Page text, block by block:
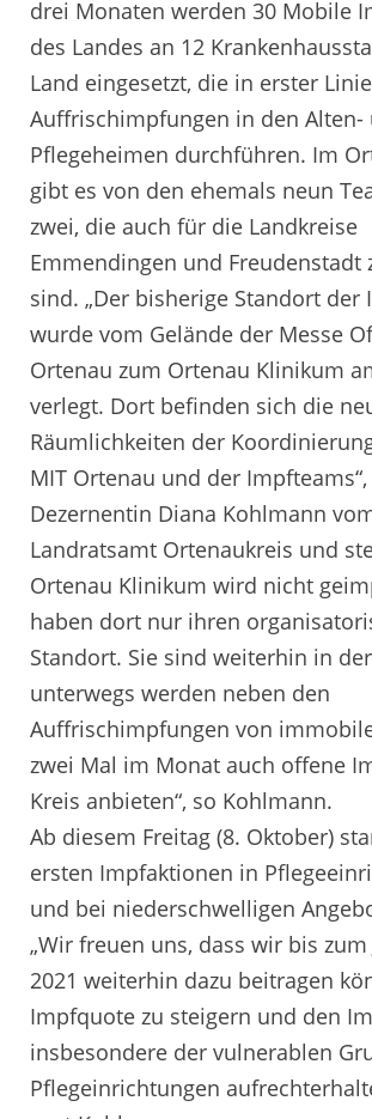
drei Monaten werden 30 Mobile
des Landes an 12
Land eingesetzt, die in erster Linie
Auffrischimpfungen in den Alten-
Pflegeheimen durchführen. Im
gibt es von den ehemals neun
zwei, die auch für die Landkreise
Emmendingen und Freudenstadt
sind. „Der bisherige Standort der
wurde vom Gelände der Messe
Ortenau zum Ortenau Klinikum
verlegt. Dort befinden sich die
Räumlichkeiten der
MIT Ortenau und der
Dezernentin Diana Kohlmann
Landratsamt Ortenaukreis und
Ortenau Klinikum wird nicht
haben dort nur ihren
Standort. Sie sind weiterhin in
unterwegs werden neben den
Auffrischimpfungen von
zwei Mal im Monat auch offene
Kreis anbieten“, so Kohlmann.
Ab diesem Freitag (8. Oktober)
ersten Impfaktionen in
und bei niederschwelligen
„Wir freuen uns, dass wir bis zum
2021 weiterhin dazu beitragen
Impfquote zu steigern und den
insbesondere der vulnerablen
Pflegeinrichtungen